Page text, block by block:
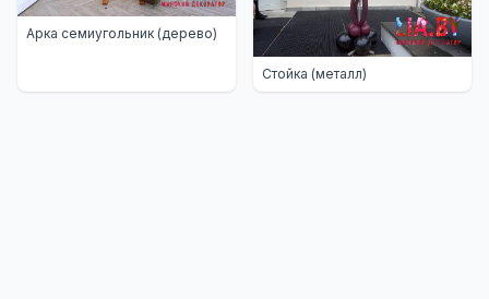
Арка семиугольник (дерево)
Стойка (металл)